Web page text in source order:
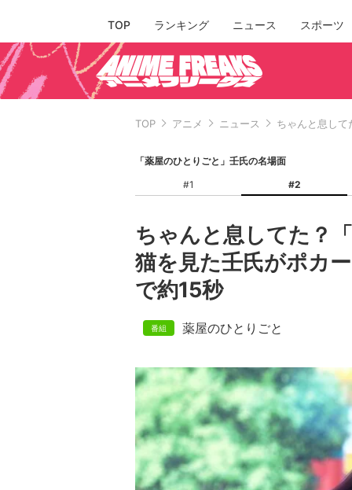
TOP ランキング ニュース スポーツ
TOP アニメ ニュース ちゃんと息し
「薬屋のひとりごと」壬氏の名場面
#1
#2
ちゃんと息してた？
猫を見た壬氏がポカ
で約15秒
薬屋のひとりごと